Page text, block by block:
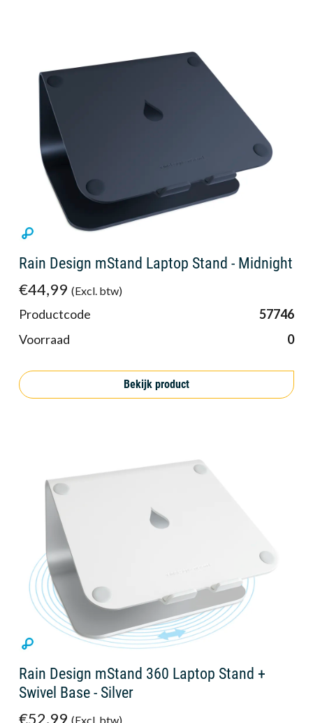
Rain Design mStand Laptop Stand - Midnight
€44,99 (Excl. btw)
Productcode
57746
Voorraad
0
Bekijk product
Rain Design mStand 360 Laptop Stand +
Swivel Base - Silver
€52,99 (Excl. btw)